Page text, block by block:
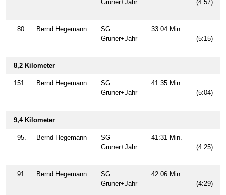
Gruner+Jahr (4:57)
80. Bernd Hegemann
SG
Gruner+Jahr
33:04 Min.
(5:15)
8,2 Kilometer
151. Bernd Hegemann
SG
Gruner+Jahr
41:35 Min.
(5:04)
9,4 Kilometer
95. Bernd Hegemann
SG
Gruner+Jahr
41:31 Min.
(4:25)
91. Bernd Hegemann
SG
Gruner+Jahr
42:06 Min.
(4:29)